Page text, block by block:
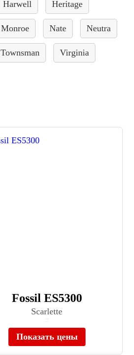
Harwell Heritage
Monroe Nate Neutra
Townsman Virginia
Fossil ES5300
Scarlette
Показать цены